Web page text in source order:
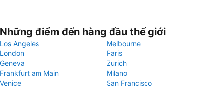
Những điểm đến hàng đầu thế giới
Los Angeles
Melbourne
London
Paris
Geneva
Zurich
Frankfurt am Main
Milano
Venice
San Francisco